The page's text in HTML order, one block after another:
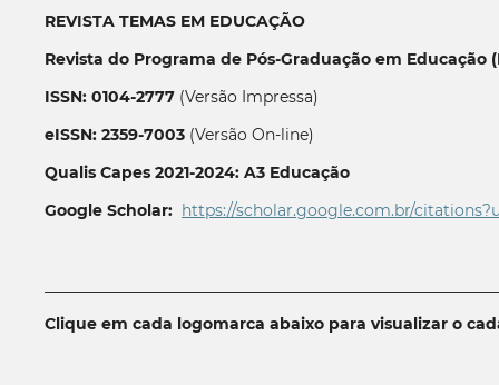
REVISTA TEMAS EM EDUCAÇÃO
Revista do Programa de Pós-Graduação em Educação
ISSN: 0104-2777(Versão Impressa)
eISSN: 2359-7003(Versão On-line)
Qualis Capes 2021-2024: A3 Educação
Google Scholar: https://scholar.google.com.br/
Clique em cada logomarca abaixo para visualizar o